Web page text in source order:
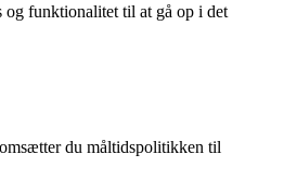
og funktionalitet til at gå op i det
du måltidspolitikken til